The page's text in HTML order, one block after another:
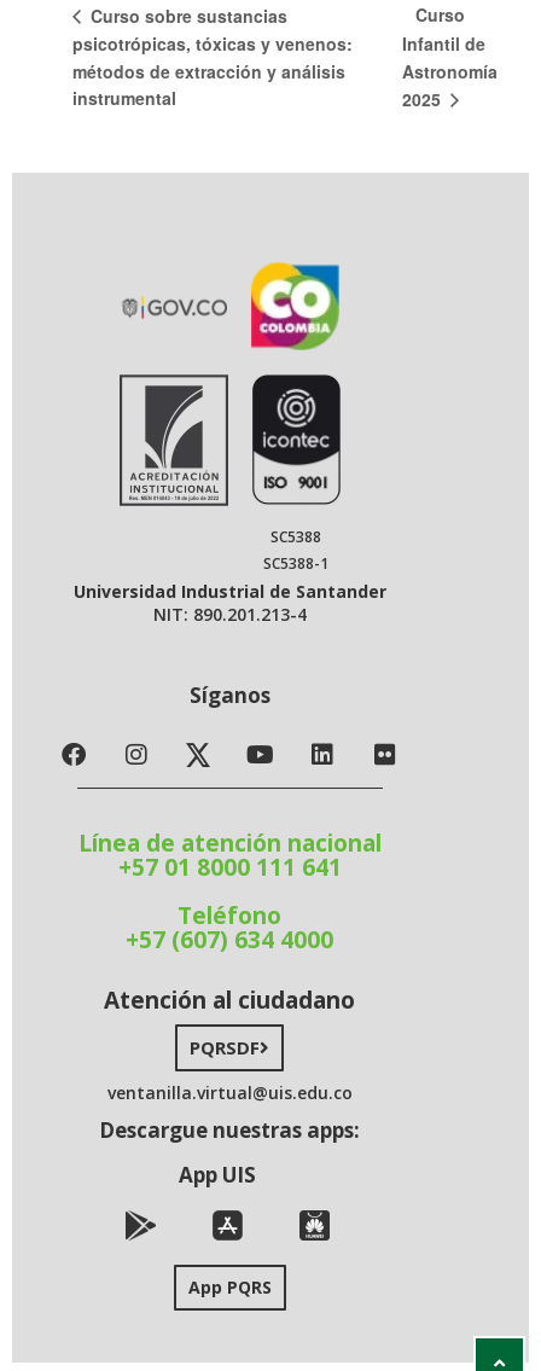
Curso sobre sustancias
psicotrópicas, tóxicas y venenos:
métodos de extracción y análisis
instrumental
Curso
Infantil de
Astronomía
2025